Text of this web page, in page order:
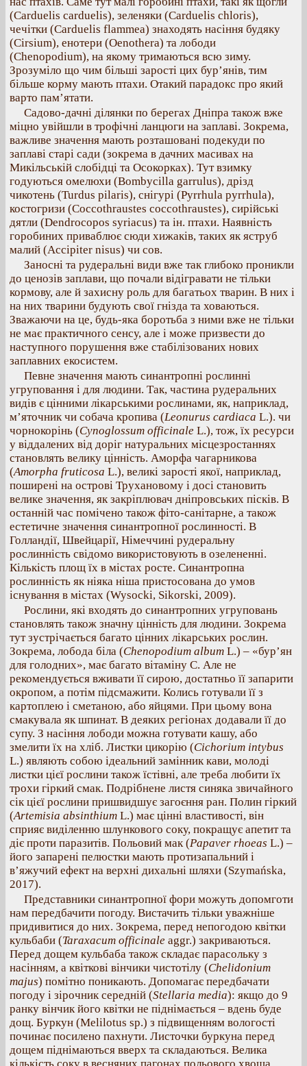
(Carduelis carduelis), зеленяки (Carduelis chloris),
чечітки (Carduelis flammea) знаходять насіння будяку
(Cirsium), енотери (Oenothera) та лободи
(Chenopodium), на якому тримаються всю зиму.
Зрозуміло що чим більші зарості цих бур’янів, тим
більше корму мають птахи. Отакий парадокс про який
варто пам’ятати.
Садово-дачні ділянки по берегах Дніпра також вже
міцно увійшли в трофічні ланцюги на заплаві. Зокрема,
важливе значення мають розташовані подекуди по
заплаві старі сади (зокрема в дачних масивах на
Микільській слобідці та Осокорках). Тут взимку
годуються омелюхи (Bombycilla garrulus), дрізд
чикотень (Turdus pilaris), снігурі (Pyrrhula pyrrhula),
костогризи (Coccothraustes coccothraustes), сирійські
дятли (Dendrocopos syriacus) та ін. птахи. Наявність
горобиних приваблює сюди хижаків, таких як яструб
малий (Accipiter nisus) чи сов.
Заносні та рудеральні види вже так глибоко проникли
до ценозів заплави, що почали відігравати не тільки
кормову, але й захисну роль для багатьох тварин. В них і
на них тварини будують свої гнізда та ховаються.
Зважаючи на це, будь-яка боротьба з ними вже не тільки
не має практичного сенсу, але і може призвести до
наступного порушення вже стабілізованих нових
заплавних екосистем.
Певне значення мають синантропні рослинні
угруповання і для людини. Так, частина рудеральних
видів є цінними лікарськими рослинами, як, наприклад,
м’яточник чи собача кропива (Leonurus cardiaca L.). чи
чорнокорінь (Cynoglossum officinale L.), тож, їх ресурси
у віддалених від доріг натуральних місцезростаннях
становлять велику цінність. Аморфа чагарникова
(Amorpha fruticosa L.), великі зарості якої, наприклад,
поширені на острові Трухановому і досі становить
велике значення, як закріплювач дніпровських пісків. В
останній час помічено також фіто-санітарне, а також
естетичне значення синантропної рослинності. В
Голландії, Швейцарії, Німеччині рудеральну
рослинність свідомо використовують в озелененні.
Кількість площ їх в містах росте. Синантропна
рослинність як ніяка ніша пристосована до умов
існування в містах (Wysocki, Sikorski, 2009).
Рослини, які входять до синантропних угруповань
становлять також значну цінність для людини. Зокрема
тут зустрічається багато цінних лікарських рослин.
Зокрема, лобода біла (Chenopodium album L.) – «бур’ян
для голодних», має багато вітаміну С. Але не
рекомендується вживати її сирою, достатньо її запарити
окропом, а потім підсмажити. Колись готували її з
картоплею і сметаною, або яйцями. При цьому вона
смакувала як шпинат. В деяких регіонах додавали її до
супу. З насіння лободи можна готувати кашу, або
змелити їх на хліб. Листки цикорію (Cichorium intybus
L.) являють собою ідеальний замінник кави, молоді
листки цієї рослини також їстівні, але треба любити їх
трохи гіркий смак. Подрібнене листя синяка звичайного
сік цієї рослини пришвидшує загоєння ран. Полин гіркий
(Artemisia absinthium L.) має цінні властивості, він
сприяє виділенню шлункового соку, покращує апетит та
діє проти паразитів. Польовий мак (Papaver rhoeas L.) –
його запарені пелюстки мають протизапальний і
в’яжучий ефект на верхні дихальні шляхи (Szymańska,
2017).
Представники синантропної фори можуть допомготи
нам передбачити погоду. Вистачить тільки уважніше
придивитися до них. Зокрема, перед непогодою квітки
кульбаби (Taraxacum officinale aggr.) закриваються.
Перед дощем кульбаба також складає парасольку з
насінням, а квіткові вінчики чистотілу (Chelidonium
majus) помітно поникають. Допомагає передбачати
погоду і зірочник середній (Stellaria media): якщо до 9
ранку вінчик його квітки не піднімається – вдень буде
дощ. Буркун (Melilotus sp.) з підвищенням вологості
починає посилено пахнути. Листочки буркуна перед
дощем піднімаються вверх та складаються. Велика